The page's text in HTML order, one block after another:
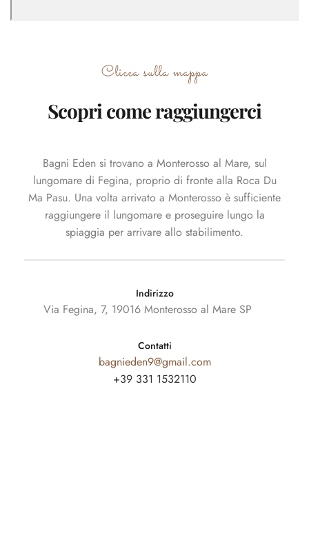
Clicca sulla mappa
Scopri come raggiungerci
Bagni Eden si trovano a Monterosso al Mare, sul
lungomare di Fegina, proprio di fronte alla Roca Du
Ma Pasu. Una volta arrivato a Monterosso è sufficiente
raggiungere il lungomare e proseguire lungo la
spiaggia per arrivare allo stabilimento.
Indirizzo
Via Fegina, 7, 19016 Monterosso al Mare SP
Contatti
bagnieden9@gmail.com
+39 331 1532110